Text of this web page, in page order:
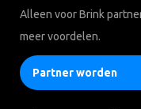
Alleen voor Brink
meer voordelen.
Partner worden